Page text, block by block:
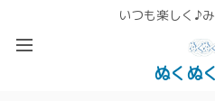
いつも楽しく♪
ぬくぬ